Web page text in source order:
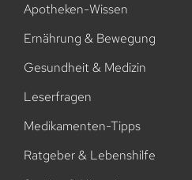
Apotheken-Wissen
Ernährung & Bewegung
Gesundheit & Medizin
Leserfragen
Medikamenten-Tipps
Ratgeber & Lebenshilfe